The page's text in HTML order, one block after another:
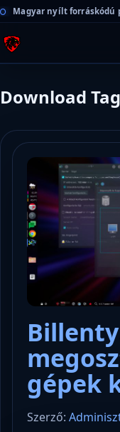
Magyar nyílt forráskódú
Download
gépek
Szerző: